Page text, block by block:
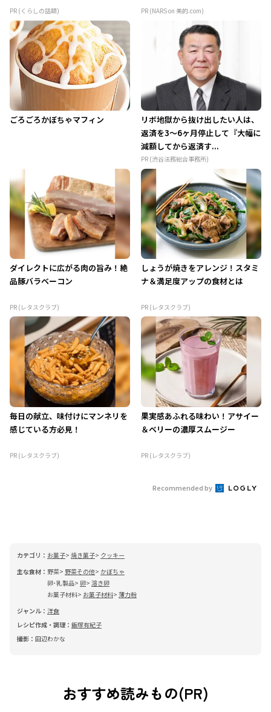
PR (くらしの話題) PR (NARS on 美的.com)
ごろごろかぼちゃマフィン
リボ地獄から抜け出したい人は、
返済を3～6ヶ月停止して『大幅に
減額してから返済す...
PR (渋谷法務総合事務所)
ダイレクトに広がる肉の旨み！絶
品豚バラベーコン
PR (レタスクラブ)
しょうが焼きをアレンジ！スタミ
ナ＆満足度アップの食材とは
PR (レタスクラブ)
毎日の献立、味付けにマンネリを
感じている方必見！
PR (レタスクラブ)
果実感あふれる味わい！アサイー
＆ベリーの濃厚スムージー
PR (レタスクラブ)
Recommended by
カテゴリ： お菓子 焼き菓子
クッキー
主な食材： 野菜 野菜その他
かぼちゃ
卵･乳製品 卵 溶き卵
お菓子材料
お菓子材料 薄力粉
ジャンル： 洋食
レシピ作成・調理： 飯塚有紀子
撮影： 田辺わかな
おすすめ読みもの(PR)